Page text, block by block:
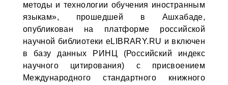
методы и технологии обучения иностранным
языкам», прошедшей в Ашхабаде,
опубликован на платформе российской
научной библиотеки eLIBRARY.RU и включен
в базу данных РИНЦ (Российский индекс
научного цитирования) с присвоением
Международного стандартного книжного